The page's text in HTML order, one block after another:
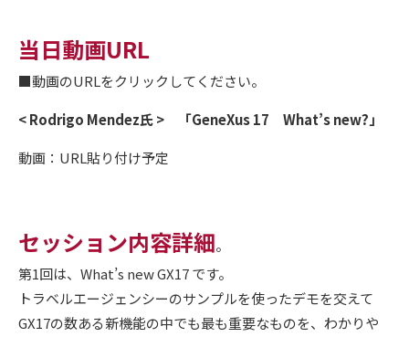
当日動画URL
■動画のURLをクリックしてください。
< Rodrigo Mendez氏 > 「GeneXus 17 What’s new?」
動画：URL貼り付け予定
セッション内容詳細。
第1回は、What’s new GX17 です。
トラベルエージェンシーのサンプルを使ったデモを交えて
GX17の数ある新機能の中でも最も重要なものを、わかりや